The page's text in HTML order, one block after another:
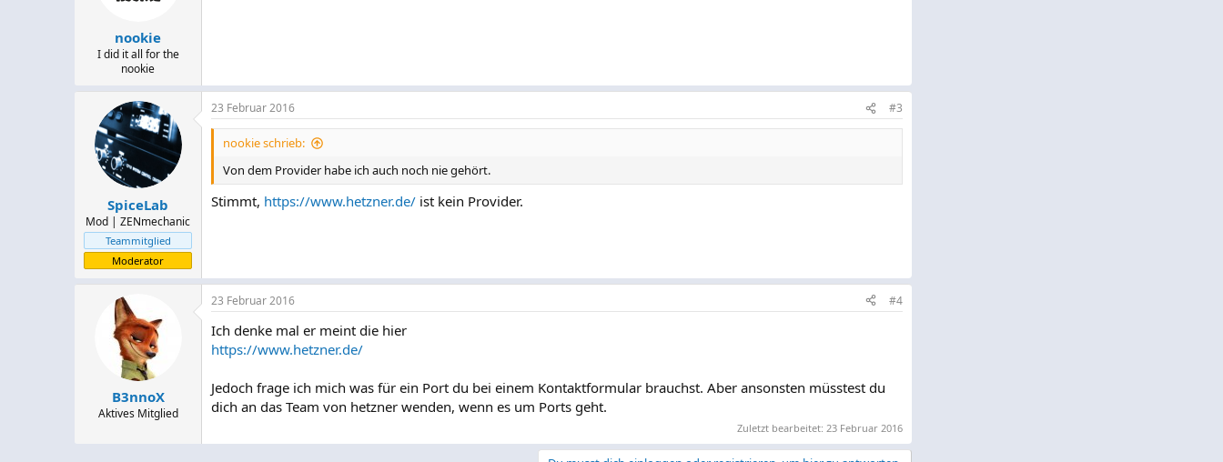
nookie
I did it all for the
nookie
SpiceLab
Mod | ZENmechanic
Teammitglied
Moderator
23 Februar 2016 #3
nookie schrieb:
Von dem Provider habe ich auch noch nie gehört.
Stimmt, https://www.hetzner.de/ ist kein Provider.
B3nnoX
Aktives Mitglied
23 Februar 2016 #4
Ich denke mal er meint die hier
https://www.hetzner.de/
Jedoch frage ich mich was für ein Port du bei einem Kontaktformular brauchst. Aber ansonsten müsstest du
dich an das Team von hetzner wenden, wenn es um Ports geht.
Zuletzt bearbeitet: 23 Februar 2016